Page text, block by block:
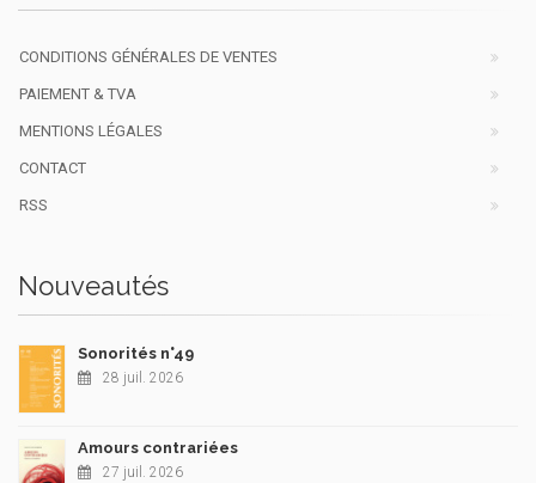
CONDITIONS GÉNÉRALES DE VENTES
PAIEMENT & TVA
MENTIONS LÉGALES
CONTACT
RSS
Nouveautés
Sonorités n°49
28 juil. 2026
Amours contrariées
27 juil. 2026